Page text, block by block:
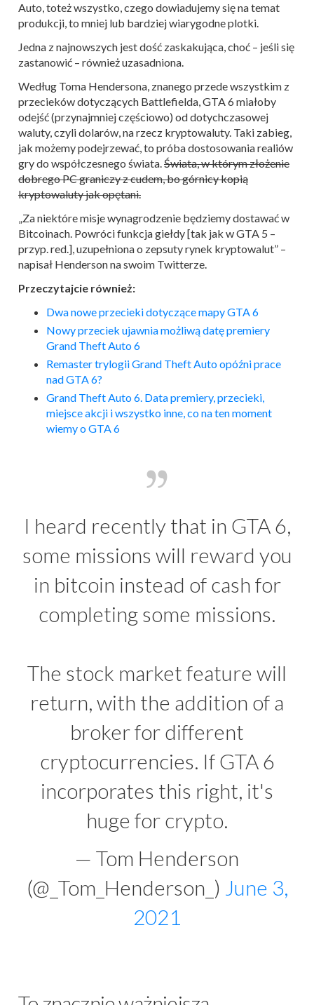
Auto, toteż wszystko, czego dowiadujemy się na temat
produkcji, to mniej lub bardziej wiarygodne plotki.
Jedna z najnowszych jest dość zaskakująca, choć – jeśli się
zastanowić – również uzasadniona.
Według Toma Hendersona, znanego przede wszystkim z
przecieków dotyczących Battlefielda, GTA 6 miałoby
odejść (przynajmniej częściowo) od dotychczasowej
waluty, czyli dolarów, na rzecz kryptowaluty. Taki zabieg,
jak możemy podejrzewać, to próba dostosowania realiów
gry do współczesnego świata.Świata, w którym złożenie
dobrego PC graniczy z cudem, bo górnicy kopią
kryptowaluty jak opętani.
„Za niektóre misje wynagrodzenie będziemy dostawać w
Bitcoinach. Powróci funkcja giełdy [tak jak w GTA 5 –
przyp. red.], uzupełniona o zepsuty rynek kryptowalut” –
napisał Henderson na swoim Twitterze.
Przeczytajcie również:
Dwa nowe przecieki dotyczące mapy GTA 6
Nowy przeciek ujawnia możliwą datę premiery
Grand Theft Auto 6
Remaster trylogii Grand Theft Auto opóźni prace
nad GTA 6?
Grand Theft Auto 6. Data premiery, przecieki,
miejsce akcji i wszystko inne, co na ten moment
wiemy o GTA 6
I heard recently that in GTA 6,
some missions will reward you
in bitcoin instead of cash for
completing some missions.
The stock market feature will
return, with the addition of a
broker for different
cryptocurrencies. If GTA 6
incorporates this right, it's
huge for crypto.
— Tom Henderson
(@_Tom_Henderson_) June 3,
2021